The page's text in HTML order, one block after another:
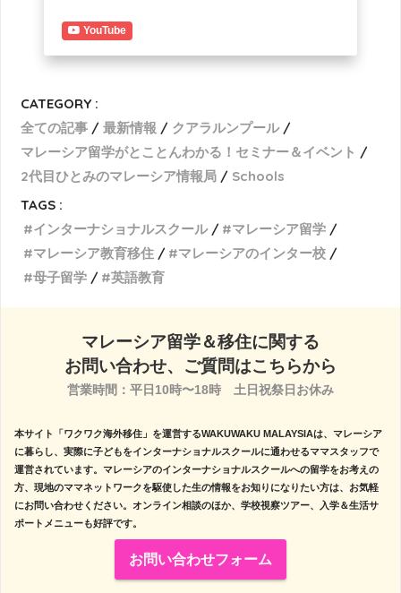
YouTube
CATEGORY :
全ての記事
最新情報
クアラルンプール
マレーシア留学がとことんわかる！セミナー＆イベント
2代目ひとみのマレーシア情報局
Schools
TAGS :
インターナショナルスクール
マレーシア留学
マレーシア教育移住
マレーシアのインター校
母子留学
英語教育
マレーシア留学＆移住に関する
お問い合わせ、ご質問はこちらから
営業時間：平日10時〜18時　土日祝祭日お休み
本サイト「ワクワク海外移住」を運営するWAKUWAKU MALAYSIAは、マレーシア
に暮らし、実際に子どもをインターナショナルスクールに通わせるママスタッフで
運営されています。マレーシアのインターナショナルスクールへの留学をお考えの
方、現地のママネットワークを駆使した生の情報をお知りになりたい方は、お気軽
にお問い合わせください。オンライン相談のほか、学校視察ツアー、入学＆生活サ
ポートメニューも好評です。
お問い合わせフォーム